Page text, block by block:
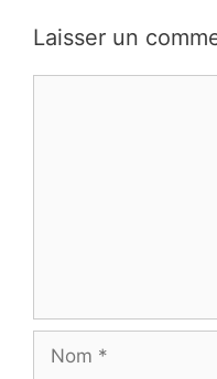
Laisser un